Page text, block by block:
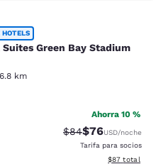
Green Bay
HOTELS
Green Bay Stadium
6.8 km
estrellas. Muy bueno. 299 reseñas
Ahorra 10 %
Tarifa tachada:
$84Tarifa
$76USD/noche
Tarifa para socios
Ver detalles
$87 total